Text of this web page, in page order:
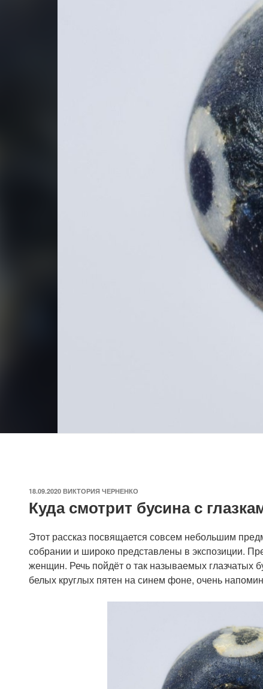
ОПУБЛИКОВАНО
18.09.2020 ВИКТОРИЯ ЧЕРНЕНКО
Куда смотрит бусина с
Этот рассказ посвящается совсем небольшим
собрании и широко представлены в экспозиции.
женщин. Речь пойдёт о так называемых глазчатых
белых круглых пятен на синем фоне, очень